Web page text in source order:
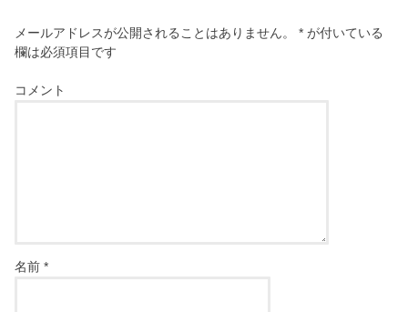
メールアドレスが公開されることはありません。 * が付いている
欄は必須項目です
コメント
名前*